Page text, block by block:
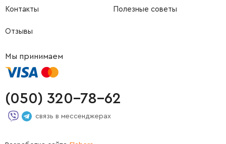
Контакты Полезные советы
Отзывы
Мы принимаем
(050) 320-78-62
связь в мессенджерах